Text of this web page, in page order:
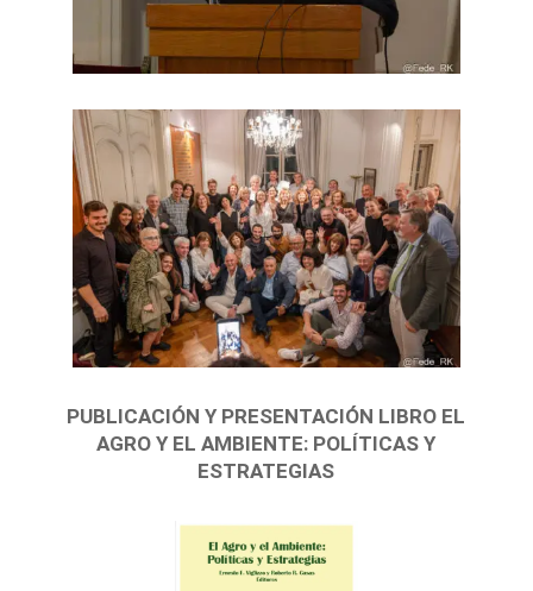
PUBLICACIÓN Y PRESENTACIÓN LIBRO EL
AGRO Y EL AMBIENTE: POLÍTICAS Y
ESTRATEGIAS